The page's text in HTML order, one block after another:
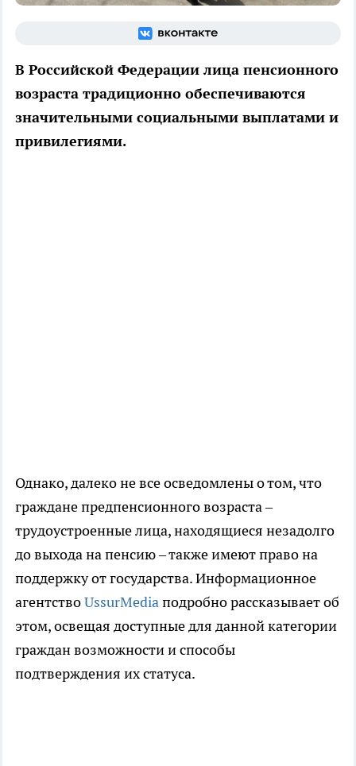
В Российской Федерации лица пенсионного
возраста традиционно обеспечиваются
значительными социальными выплатами и
привилегиями.
Однако, далеко не все осведомлены о том, что
граждане предпенсионного возраста –
трудоустроенные лица, находящиеся незадолго
до выхода на пенсию – также имеют право на
поддержку от государства. Информационное
агентствоUssurMediaподробно рассказывает об
этом, освещая доступные для данной категории
граждан возможности и способы
подтверждения их статуса.